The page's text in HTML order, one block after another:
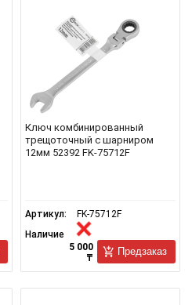
Ключ комбинированный
трещоточный с шарниром
12мм 52392 FK-75712F
Артикул:
FK-75712F
Наличие
5 000
₸
Предзаказ